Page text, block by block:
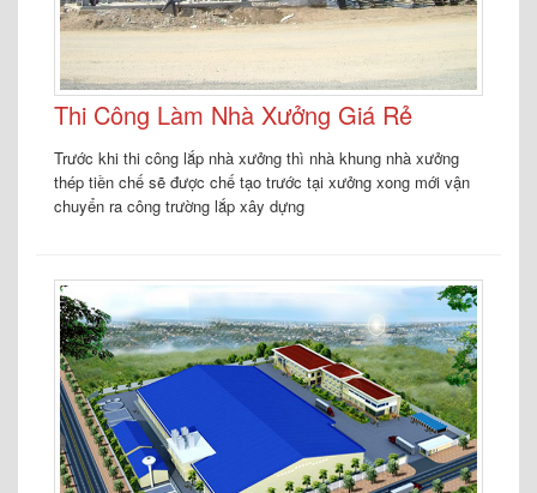
Thi Công Làm Nhà Xưởng Giá Rẻ
Trước khi thi công lắp nhà xưởng thì nhà khung nhà xưởng
thép tiền chế sẽ được chế tạo trước tại xưởng xong mới vận
chuyển ra công trường lắp xây dựng